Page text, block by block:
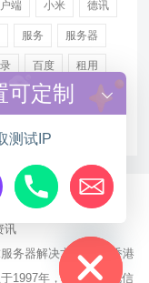
端 小米 德讯
服务 服务器
百度 租用
配置 阿里
服务器
海外云服务器
讯
务器解决方案伙伴 香港
1997年，持有NCC电信
Hide chaty
定制
测试IP